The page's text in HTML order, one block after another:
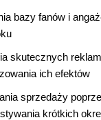
bazy fanów i
skutecznych
ich efektów
sprzedaży
krótkich